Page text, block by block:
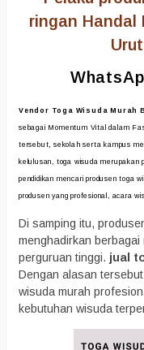
ringan Handal
Vendor Toga Wisuda Murah
sebagai Momentum Vital dalam
tersebut, sekolah serta kampus
kelulusan, toga wisuda merupakan
pendidikan mencari produsen toga
produsen yang profesional, acara
Di samping itu,
menghadirkan
perguruan tinggi. jual
Dengan alasan
wisuda murah
kebutuhan wisuda